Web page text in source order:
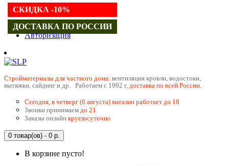
Регистрация
Авторизация
Cтройматериалы для частного дома: вентиляция кровли, водостоки,
вытяжки, сайдинг и др. Работаем с 1992 г, доставка по всей России.
Сегодня, в четверг (6 августа) магазин работает до 18
Звонки принимаем до 21
Заказы онлайн круглосуточно
0 товар(ов) - 0 р.
В корзине пусто!
СКИДКА -10%
ДОСТАВКА ПО РОССИИ